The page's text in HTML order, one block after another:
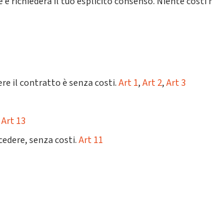
il contratto è senza costi.Art 1,Art 2,Art 3
Art 13
senza costi.Art 11